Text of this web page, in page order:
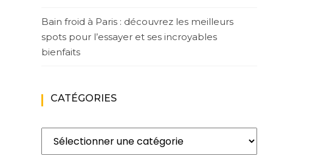
Bain froid à Paris : découvrez les meilleurs
spots pour l’essayer et ses incroyables
bienfaits
CATÉGORIES
Catégories